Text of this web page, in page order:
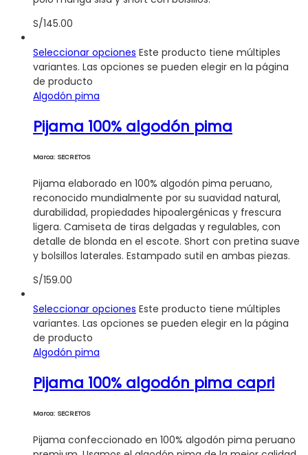
S/145.00
Seleccionar opciones Este producto tiene múltiples
variantes. Las opciones se pueden elegir en la página
de producto
Algodón pima
Pijama 100% algodón pima
Marca: SECRETOS
Pijama elaborado en 100% algodón pima peruano,
reconocido mundialmente por su suavidad natural,
durabilidad, propiedades hipoalergénicas y frescura
ligera. Camiseta de tiras delgadas y regulables, con
detalle de blonda en el escote. Short con pretina suave
y bolsillos laterales. Estampado sutil en ambas piezas.
S/159.00
Seleccionar opciones Este producto tiene múltiples
variantes. Las opciones se pueden elegir en la página
de producto
Algodón pima
Pijama 100% algodón pima capri
Marca: SECRETOS
Pijama confeccionado en 100% algodón pima peruano